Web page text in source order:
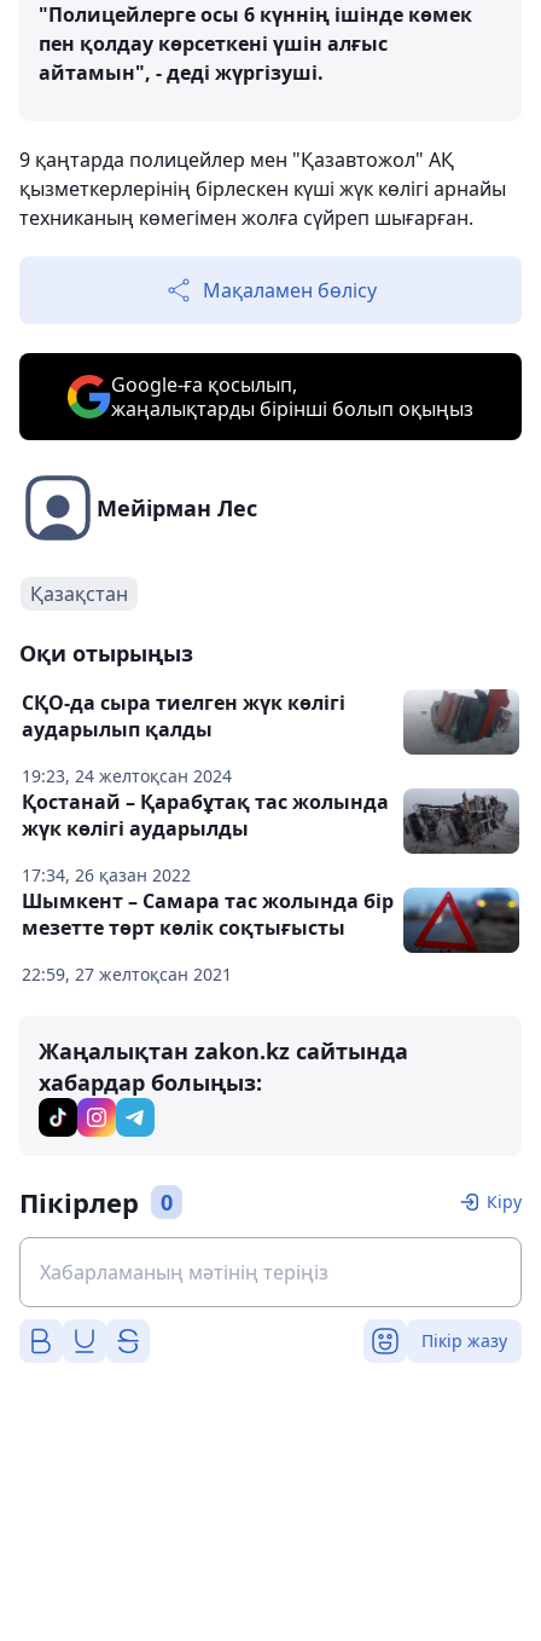
"Полицейлерге осы 6 күннің ішінде көмек
пен қолдау көрсеткені үшін алғыс
айтамын", - деді жүргізуші.
9 қаңтарда полицейлер мен "Қазавтожол" АҚ
қызметкерлерінің бірлескен күші жүк көлігі арнайы
техниканың көмегімен жолға сүйреп шығарған.
Мақаламен бөлісу
Google-ға қосылып,
жаңалықтарды бірінші болып оқыңыз
Мейірман Лес
Қазақстан
Оқи отырыңыз
19:23, 24 желтоқсан 2024
СҚО-да сыра тиелген жүк көлігі
аударылып қалды
17:34, 26 қазан 2022
Қостанай – Қарабұтақ тас жолында
жүк көлігі аударылды
22:59, 27 желтоқсан 2021
Шымкент – Самара тас жолында бір
мезетте төрт көлік соқтығысты
Жаңалықтан zakon.kz сайтында
хабардар болыңыз:
Пікірлер 0 Кіру
Пікір жазу